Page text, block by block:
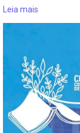
Leia mais